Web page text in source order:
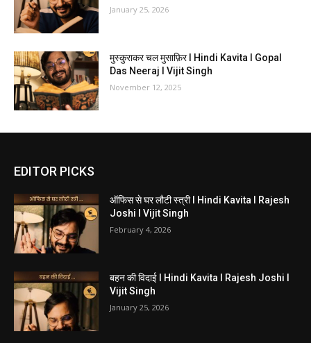
January 25, 2026
मुस्कुराकर चल मुसाफ़िर I Hindi Kavita I Gopal
Das Neeraj I Vijit Singh
November 12, 2025
EDITOR PICKS
ऑफिस से घर लौटी स्त्री I Hindi Kavita I Rajesh
Joshi I Vijit Singh
February 4, 2026
बहन की विदाई I Hindi Kavita I Rajesh Joshi I
Vijit Singh
January 25, 2026